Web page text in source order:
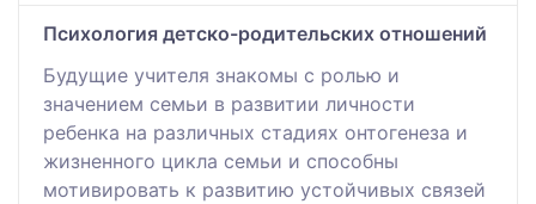
Психология детско-родительских отношений
Будущие учителя знакомы с ролью и
значением семьи в развитии личности
ребенка на различных стадиях онтогенеза и
жизненного цикла семьи и способны
мотивировать к развитию устойчивых связей